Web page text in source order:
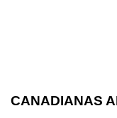
CANADIANAS